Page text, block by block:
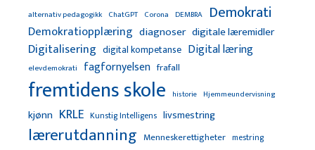
alternativ pedagogikk ChatGPT Corona DEMBRA Demokrati
Demokratiopplæring diagnoser digitale læremidler
Digitalisering digital kompetanse Digital læring
elevdemokrati fagfornyelsen frafall
fremtidens skole historie Hjemmeundervisning
kjønn KRLE Kunstig Intelligens livsmestring
lærerutdanning Menneskerettigheter mestring